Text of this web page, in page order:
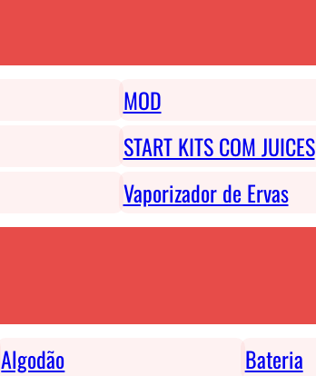
MOD
START KITS COM JUICES
Vaporizador de Ervas
Algodão
Bateria